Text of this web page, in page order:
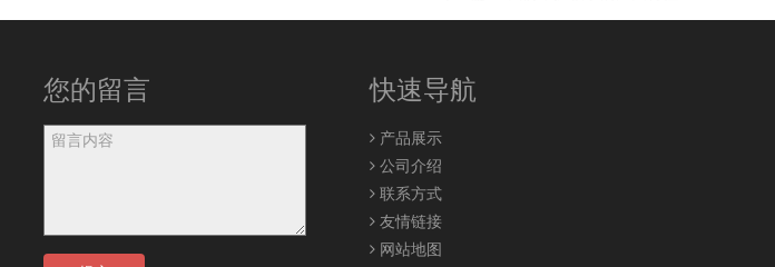
您的留言 快速导航
产品展示
公司介绍
联系方式
友情链接
网站地图